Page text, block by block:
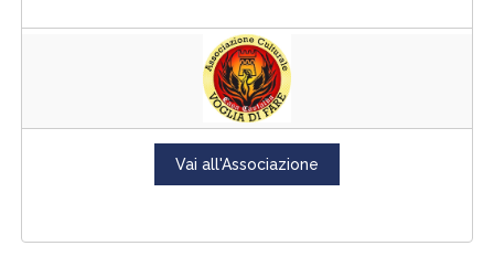
Vai all'Associazione